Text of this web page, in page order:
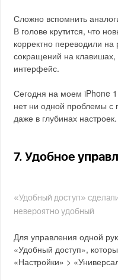
Сложно вспомнить
В голове крутится, что
корректно переводили
сокращений на клавишах,
интерфейс.
Сегодня на моем iPhone
нет ни одной проблемы
даже в глубинах настроек.
7. Удобное
«Удобный доступ»
невероятно удобный
Для управления одной
«Удобный доступ»,
«Настройки» >